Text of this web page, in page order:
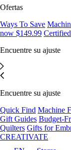
Ofertas
Ways To Save
now $149.99
Encuentre su ajuste
Encuentre su ajuste
Quick Find Machine
Gift Guides Budget-
Quilters Gifts for
CREATIVATE